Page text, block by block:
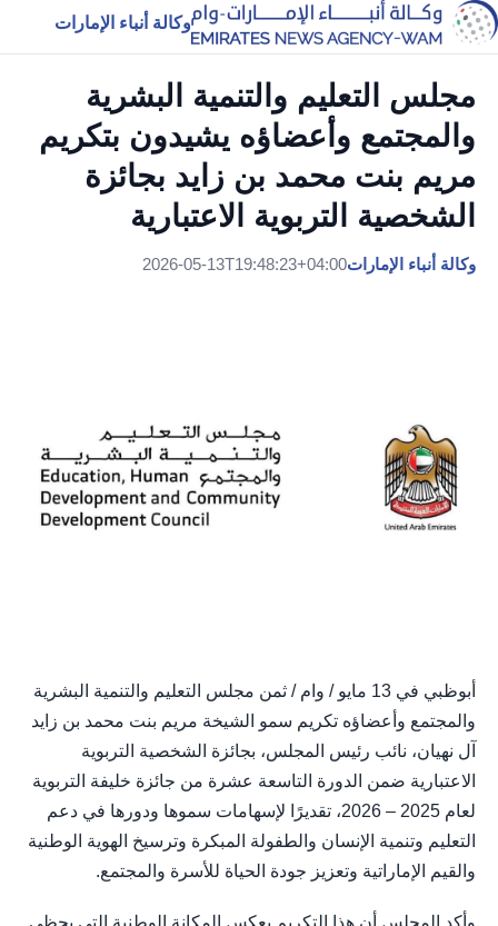
وكالة أنباء الإمارات
مجلس التعليم والتنمية البشرية
والمجتمع وأعضاؤه يشيدون بتكريم
مريم بنت محمد بن زايد بجائزة
الشخصية التربوية الاعتبارية
وكالة أنباء الإمارات2026-05-13T19:48:23+04:00
أبوظبي في 13 مايو / وام / ثمن مجلس التعليم والتنمية البشرية
والمجتمع وأعضاؤه تكريم سمو الشيخة مريم بنت محمد بن زايد
آل نهيان، نائب رئيس المجلس، بجائزة الشخصية التربوية
الاعتبارية ضمن الدورة التاسعة عشرة من جائزة خليفة التربوية
لعام 2025 – 2026، تقديرًا لإسهامات سموها ودورها في دعم
التعليم وتنمية الإنسان والطفولة المبكرة وترسيخ الهوية الوطنية
والقيم الإماراتية وتعزيز جودة الحياة للأسرة والمجتمع.